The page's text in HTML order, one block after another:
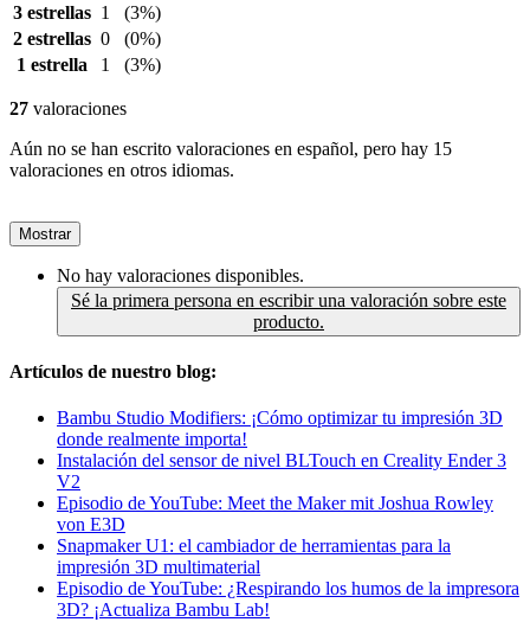
3 estrellas 1
(3%)
2 estrellas 0
(0%)
1 estrella
1 (3%)
27 valoraciones
Aún no se han escrito valoraciones en español, pero hay 15
valoraciones en otros idiomas.
Mostrar
No hay valoraciones disponibles.
Sé la primera persona en escribir una valoración sobre este
producto.
Artículos de nuestro blog:
Bambu Studio Modifiers: ¡Cómo optimizar tu impresión 3D
donde realmente importa!
Instalación del sensor de nivel BLTouch en Creality Ender 3
V2
Episodio de YouTube: Meet the Maker mit Joshua Rowley
von E3D
Snapmaker U1: el cambiador de herramientas para la
impresión 3D multimaterial
Episodio de YouTube: ¿Respirando los humos de la impresora
3D? ¡Actualiza Bambu Lab!